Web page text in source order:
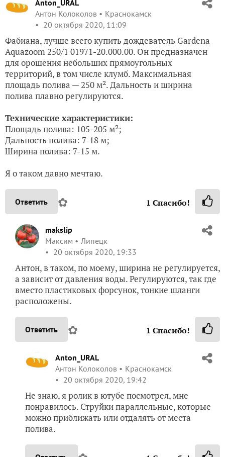
Anton_URAL
Антон Колоколов
Краснокамск
20 октября 2020, 11:09
Фабиана, лучше всего купить дождеватель Gardena
Aquazoom 250/1 01971-20.000.00. Он предназначен
для орошения небольших прямоугольных
территорий, в том числе клумб. Максимальная
площадь полива — 250 м². Дальность и ширина
полива плавно регулируются.
Технические характеристики:
Площадь полива: 105-205 м²;
Дальность полива: 7-18 м;
Ширина полива: 7-15 м.
Я о таком давно мечтаю.
Ответить ✿ 1 Спасибо!
makslip
Максим
Липецк
20 октября 2020, 19:33
Антон, в таком, по моему, ширина не регулируется,
а зависит от давления воды. Регулируются, так где
вместо пластиковых форсунок, тонкие шланги
расположены.
Ответить ✿ 1 Спасибо!
Anton_URAL
Антон Колоколов
Краснокамск
20 октября 2020, 19:42
Не знаю, я ролик в ютубе посмотрел, мне
понравилось. Струйки параллельные, которые
можно приближать или отдалять от места
полива.